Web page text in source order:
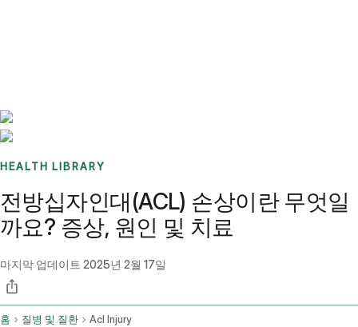
HEALTH LIBRARY
전방십자인대(ACL) 손상이란 무엇일
까요? 증상, 원인 및 치료
마지막 업데이트 2025년 2월 17일
홈 질병 및 질환 Acl Injury